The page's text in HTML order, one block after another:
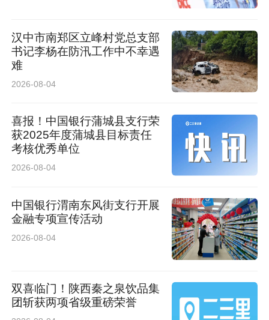
衍说。还有一个月，她的援藏工作就要结束了。
望着透析区里平稳运转的机器和患者的笑容，她
说：“不仅要建起一家血液净化中心，更要留下一
支能独立运转的队伍。”（特约记者 刘小晋 通讯
汉中市南郑区立峰村党总支部
书记李杨在防汛工作中不幸遇
难
2026-08-04
喜报！中国银行蒲城县支行荣
获2025年度蒲城县目标责任
考核优秀单位
2026-08-04
中国银行渭南东风街支行开展
金融专项宣传活动
2026-08-04
双喜临门！陕西秦之泉饮品集
团斩获两项省级重磅荣誉